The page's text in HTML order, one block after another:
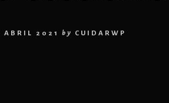
ABRIL 2021 by CUIDARWP